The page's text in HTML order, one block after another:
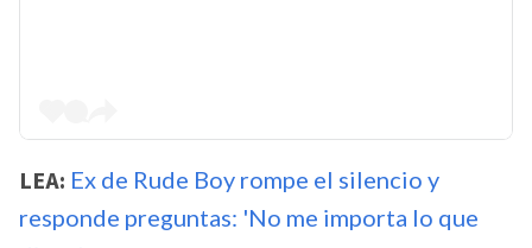
LEA: Ex de Rude Boy rompe el silencio y
responde preguntas: 'No me importa lo que